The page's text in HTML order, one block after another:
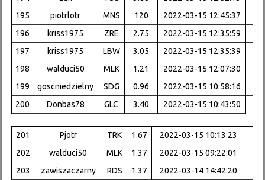
195
piotrlotr MNS 120
2022-03-15 12:45:37
196
kriss1975 ZRE 2.75
2022-03-15 12:35:59
197
kriss1975 LBW 3.05
2022-03-15 12:35:39
198
walduci50 MLK 1.21
2022-03-15 12:07:30
199
goscniedzielny SDG 0.96
2022-03-15 10:58:16
200
Donbas78 GLC 3.40 2022-03-15 10:43:50
201 Pjotr TRK 1.67
2022-03-15 10:13:23
202
walduci50 MLK 1.37
2022-03-15 09:22:01
203
zawiszaczarny RDS 1.37
2022-03-14 14:42:20